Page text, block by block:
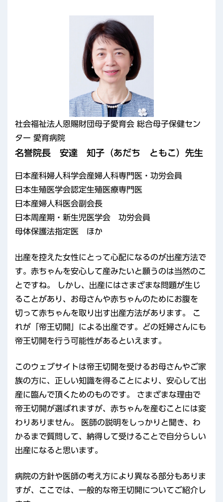
社会福祉法人恩賜財団母子愛育会 総合母子保健セン
ター 愛育病院
名誉院長 安達 知子（あだち ともこ）先生
日本産科婦人科学会産婦人科専門医・功労会員
日本生殖医学会認定生殖医療専門医
日本産婦人科医会副会長
日本周産期・新生児医学会 功労会員
母体保護法指定医 ほか
出産を控えた女性にとって心配になるのが出産方法で
す。赤ちゃんを安心して産みたいと願うのは当然のこ
とですね。 しかし、出産にはさまざまな問題が生じ
ることがあり、お母さんや赤ちゃんのためにお腹を
切って赤ちゃんを取り出す出産方法があります。 こ
れが「帝王切開」による出産です。どの妊婦さんにも
帝王切開を行う可能性があるといえます。
このウェブサイトは帝王切開を受けるお母さんやご家
族の方に、正しい知識を得ることにより、安心して出
産に臨んで頂くためのものです。 さまざまな理由で
帝王切開が選ばれますが、赤ちゃんを産むことには変
わりありません。 医師の説明をしっかりと聞き、わ
かるまで質問して、納得して受けることで自分らしい
出産になると思います。
病院の方針や医師の考え方により異なる部分もありま
すが、ここでは、一般的な帝王切開についてご紹介し